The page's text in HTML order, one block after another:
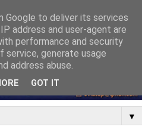
▼
Google to deliver its services
address and user-agent are
performance and security
generate usage
address abuse.
GOT IT